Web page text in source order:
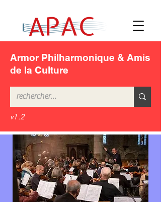
Armor Philharmonique & Amis
de la Culture
v1.2